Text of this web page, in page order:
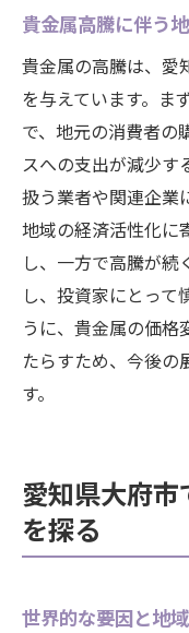
貴金属高騰に伴う
貴金属の高騰は、愛
を与えています。ま
で、地元の消費者の
スへの支出が減少す
扱う業者や関連企業
地域の経済活性化に
し、一方で高騰が続
し、投資家にとって
うに、貴金属の価格
たらすため、今後の
す。
愛知県大府
を探る
世界的な要因と地